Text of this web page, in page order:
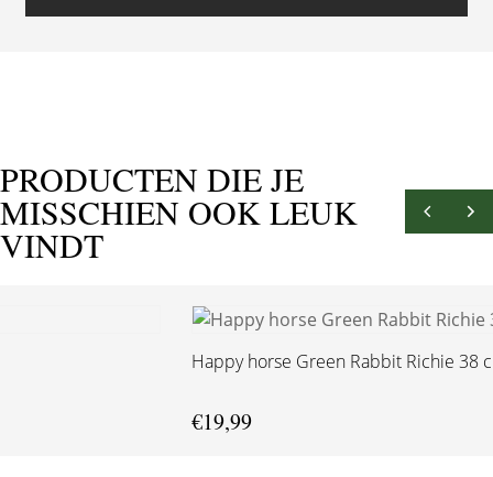
PRODUCTEN DIE JE
MISSCHIEN OOK LEUK
VINDT
Happy horse Green Rabbit Richie 38
€19,99